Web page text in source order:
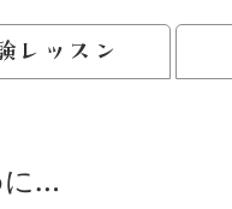
レッスン
に…